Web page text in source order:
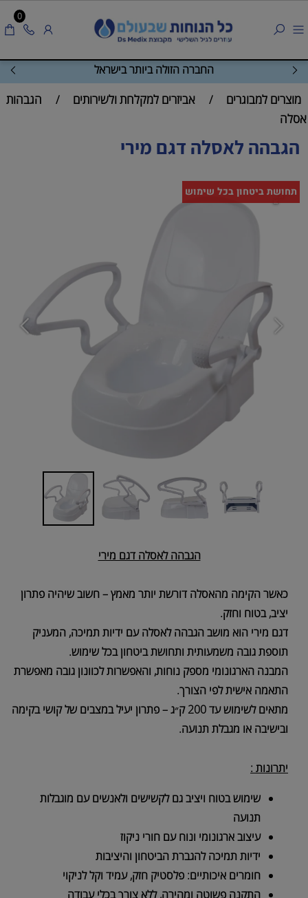
החברה הזולה ביותר בישראל
0
מוצרים למבוגרים / אביזרים למקלחת ולשירותים /
הגבהות
אסלה
הגבהה לאסלה דגם מירי
תחושת ביטחון בכל שימוש
הגבהה לאסלה דגם מירי
כאשר הקימה מהאסלה דורשת יותר מאמץ – חשוב שיהיה פתרון
יציב, בטוח וחזק.
דגם מירי הוא מושב הגבהה לאסלה עם ידיות תמיכה, המעניק
תוספת גובה משמעותית ותחושת ביטחון בכל שימוש.
המבנה הארגונומי מספק נוחות, והאפשרות לכוונון גובה מאפשרת
התאמה אישית לפי הצורך.
מתאים לשימוש עד 200 ק״ג – פתרון יעיל במצבים של קושי בקימה
ובישיבה או מגבלת תנועה.
יתרונות :
שימוש בטוח ויציב גם לקשישים ולאנשים עם מוגבלות
תנועה
עיצוב ארגונומי ונוח עם חורי ניקוז
ידיות תמיכה להגברת הביטחון והיציבות
חומרים איכותיים: פלסטיק חזק, עמיד וקל לניקוי
התקנה פשוטה ומהירה, ללא צורך בכלי עבודה